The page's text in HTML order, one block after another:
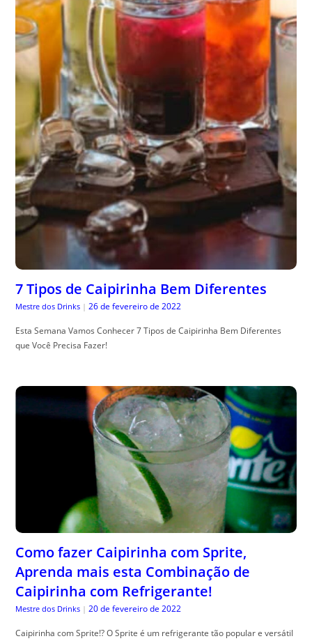
7 Tipos de Caipirinha Bem Diferentes
Mestre dos Drinks | 26 de fevereiro de 2022
Esta Semana Vamos Conhecer 7 Tipos de Caipirinha Bem Diferentes
que Você Precisa Fazer!
Como fazer Caipirinha com Sprite,
Aprenda mais esta Combinação de
Caipirinha com Refrigerante!
Mestre dos Drinks | 20 de fevereiro de 2022
Caipirinha com Sprite!? O Sprite é um refrigerante tão popular e versátil